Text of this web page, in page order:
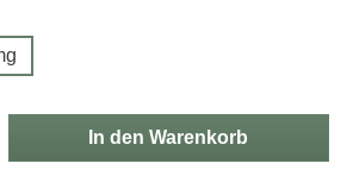
Gib den gewünschten
In den Warenkorb